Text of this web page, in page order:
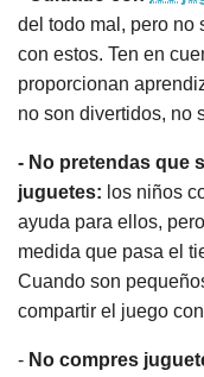
del todo mal, pero no
con estos. Ten en
proporcionan
no son divertidos, no
- No pretendas que
juguetes: los niños
ayuda para ellos,
medida que pasa el
Cuando son
compartir el juego
- No compres